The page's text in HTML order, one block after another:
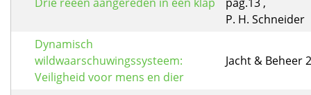
Drie reeën aangereden in één klap
pag.13 ,
P. H. Schneider
Dynamisch
wildwaarschuwingssysteem:
Veiligheid voor mens en dier
Jacht & Beheer